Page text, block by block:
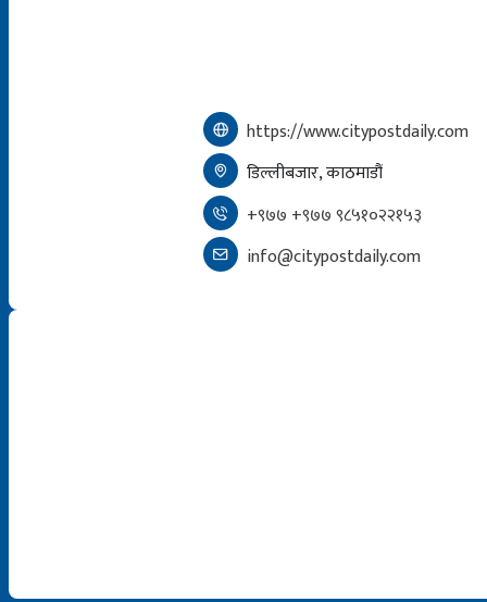
https://www.citypostdaily.com
डिल्लीबजार, काठमाडौं
+९७७ +९७७ ९८५१०२२१५३
info@citypostdaily.com